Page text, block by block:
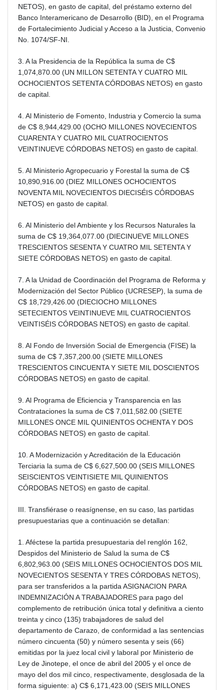
NETOS), en gasto de capital, del préstamo externo del
Banco Interamericano de Desarrollo (BID), en el Programa
de Fortalecimiento Judicial y Acceso a la Justicia, Convenio
No. 1074/SF-NI.
3. A la Presidencia de la República la suma de C$
1,074,870.00 (UN MILLON SETENTA Y CUATRO MIL
OCHOCIENTOS SETENTA CÓRDOBAS NETOS) en gasto
de capital.
4. Al Ministerio de Fomento, Industria y Comercio la suma
de C$ 8,944,429.00 (OCHO MILLONES NOVECIENTOS
CUARENTA Y CUATRO MIL CUATROCIENTOS
VEINTINUEVE CÓRDOBAS NETOS) en gasto de capital.
5. Al Ministerio Agropecuario y Forestal la suma de C$
10,890,916.00 (DIEZ MILLONES OCHOCIENTOS
NOVENTA MIL NOVECIENTOS DIECISÉIS CÓRDOBAS
NETOS) en gasto de capital.
6. Al Ministerio del Ambiente y los Recursos Naturales la
suma de C$ 19,364,077.00 (DIECINUEVE MILLONES
TRESCIENTOS SESENTA Y CUATRO MIL SETENTA Y
SIETE CÓRDOBAS NETOS) en gasto de capital.
7. A la Unidad de Coordinación del Programa de Reforma y
Modernización del Sector Público (UCRESEP), la suma de
C$ 18,729,426.00 (DIECIOCHO MILLONES
SETECIENTOS VEINTINUEVE MIL CUATROCIENTOS
VEINTISÉIS CÓRDOBAS NETOS) en gasto de capital.
8. Al Fondo de Inversión Social de Emergencia (FISE) la
suma de C$ 7,357,200.00 (SIETE MILLONES
TRESCIENTOS CINCUENTA Y SIETE MIL DOSCIENTOS
CÓRDOBAS NETOS) en gasto de capital.
9. Al Programa de Eficiencia y Transparencia en las
Contrataciones la suma de C$ 7,011,582.00 (SIETE
MILLONES ONCE MIL QUINIENTOS OCHENTA Y DOS
CÓRDOBAS NETOS) en gasto de capital.
10. A Modernización y Acreditación de la Educación
Terciaria la suma de C$ 6,627,500.00 (SEIS MILLONES
SEISCIENTOS VEINTISIETE MIL QUINIENTOS
CÓRDOBAS NETOS) en gasto de capital.
III. Transfiérase o reasígnense, en su caso, las partidas
presupuestarias que a continuación se detallan:
1. Aféctese la partida presupuestaria del renglón 162,
Despidos del Ministerio de Salud la suma de C$
6,802,963.00 (SEIS MILLONES OCHOCIENTOS DOS MIL
NOVECIENTOS SESENTA Y TRES CÓRDOBAS NETOS),
para ser transferidos a la partida ASIGNACION PARA
INDEMNIZACIÓN A TRABAJADORES para pago del
complemento de retribución única total y definitiva a ciento
treinta y cinco (135) trabajadores de salud del
departamento de Carazo, de conformidad a las sentencias
número cincuenta (50) y número sesenta y seis (66)
emitidas por la juez local civil y laboral por Ministerio de
Ley de Jinotepe, el once de abril del 2005 y el once de
mayo del dos mil cinco, respectivamente, desglosada de la
forma siguiente: a) C$ 6,171,423.00 (SEIS MILLONES